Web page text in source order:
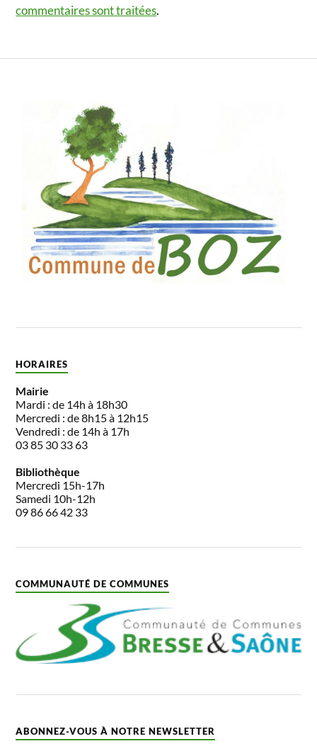
commentaires sont traitées.
HORAIRES
Mairie
Mardi : de 14h à 18h30
Mercredi : de 8h15 à 12h15
Vendredi : de 14h à 17h
03 85 30 33 63
Bibliothèque
Mercredi 15h-17h
Samedi 10h-12h
09 86 66 42 33
COMMUNAUTÉ DE COMMUNES
ABONNEZ-VOUS À NOTRE NEWSLETTER